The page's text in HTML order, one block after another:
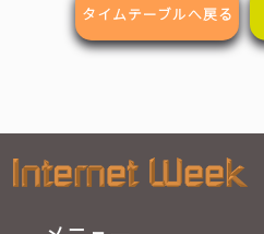
タイムテーブルへ戻る